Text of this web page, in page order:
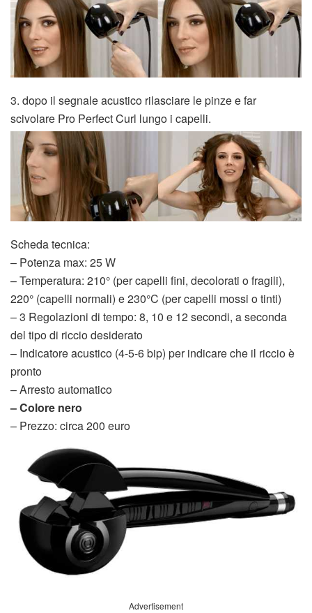
3. dopo il segnale acustico rilasciare le pinze e far
scivolare Pro Perfect Curl lungo i capelli.
Scheda tecnica:
– Potenza max: 25 W
– Temperatura: 210° (per capelli fini, decolorati o fragili),
220° (capelli normali) e 230°C (per capelli mossi o tinti)
– 3 Regolazioni di tempo: 8, 10 e 12 secondi, a seconda
del tipo di riccio desiderato
– Indicatore acustico (4-5-6 bip) per indicare che il riccio è
pronto
– Arresto automatico
– Colore nero
– Prezzo: circa 200 euro
Advertisement